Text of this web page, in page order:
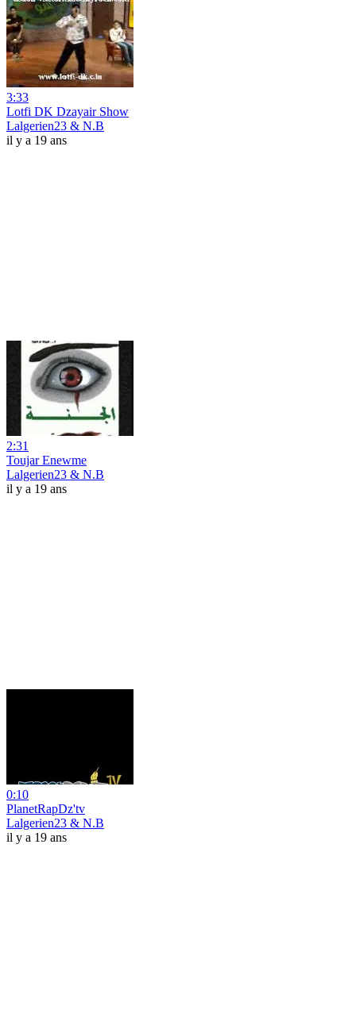
3:33
Lotfi DK Dzayair Show
Lalgerien23 & N.B
il y a 19 ans
2:31
Toujar Enewme
Lalgerien23 & N.B
il y a 19 ans
0:10
PlanetRapDz'tv
Lalgerien23 & N.B
il y a 19 ans